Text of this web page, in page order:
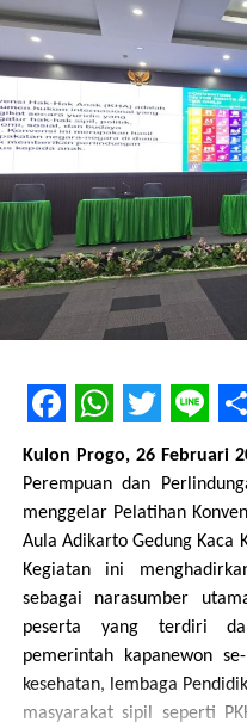
Facebook
WhatsApp
Twitter
Line
Kulon Progo, 26 Februari
Perempuan dan
menggelar Pelatihan
Aula Adikarto Gedung Kaca
Kegiatan ini
sebagai narasumber
peserta yang terdiri
pemerintah kapanewon
kesehatan, lembaga
masyarakat sipil seperti